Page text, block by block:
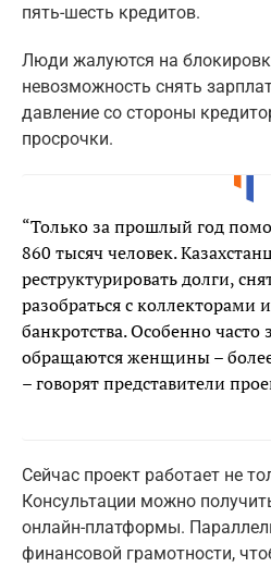
пять-шесть кредитов.
Люди жалуются на
невозможность снять
давление со стороны
просрочки.
“Только за прошлый год
860 тысяч человек.
реструктурировать долги,
разобраться с
банкротства. Особенно
обращаются женщины – более
– говорят представители
Сейчас проект работает не
Консультации можно
онлайн-платформы.
финансовой грамотности,